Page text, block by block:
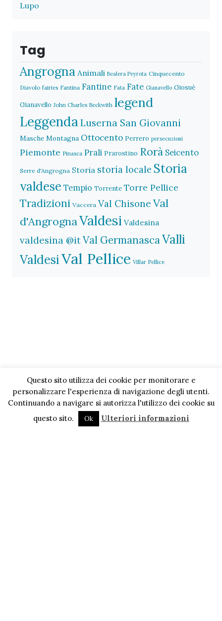
Lupo
Tag
Angrogna Animali Bealera Peyrota Cinquecento
Diavolo fairies Fantina Fantine Fata Fate Gianavello Giosuè
Gianavello John Charles Beckwith legend
Leggenda Luserna San Giovanni
Masche Montagna Ottocento Perrero persecuzioni
Piemonte Pinasca Prali Prarostino Rorà Seicento
Serre d'Angrogna Storia storia locale Storia
valdese Tempio Torrente Torre Pellice
Tradizioni Vaccera Val Chisone Val
d'AngrognaValdesi Valdesina
valdesina @itVal GermanascaValli
ValdesiVal Pellice Villar Pellice
Questo sito utilizza dei cookie per monitorare e
personalizzare l'esperienza di navigazione degli utenti.
Continuando a navigare si autorizza l'utilizzo dei cookie su
questo sito.
Ok Ulteriori informazioni